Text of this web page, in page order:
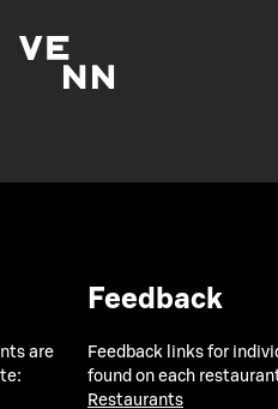
are
Feedback
Feedback links for
found on each
Restaurants